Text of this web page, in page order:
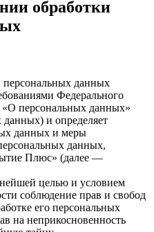
обработки
персональных данных
Федерального
персональных данных»
и определяет
данных и меры
данных,
Плюс» (далее —
целью и условием
соблюдение прав и свобод
его персональных
на неприкосновенность